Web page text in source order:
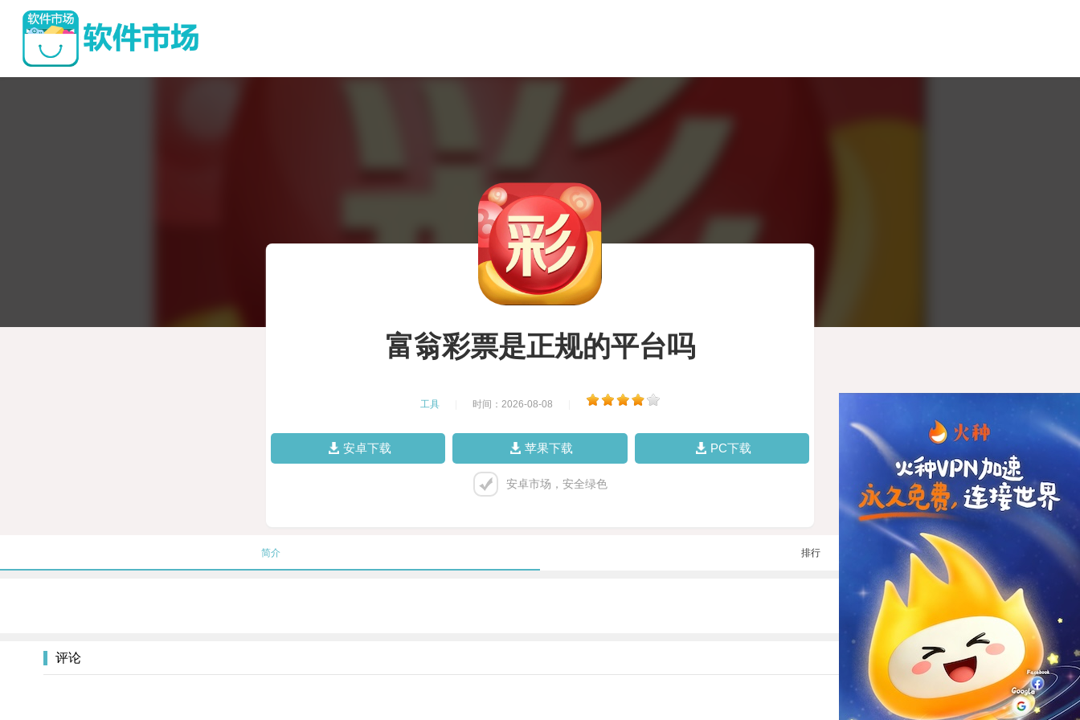
富翁彩票是正规的平台吗
工具 时间：2026-08-08
安卓下载 苹果下载 PC下载
安卓市场，安全绿色
简介 排行
评论